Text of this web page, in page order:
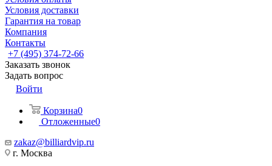
Условия доставки
Гарантия на товар
Компания
Контакты
+7 (495) 374-72-66
Заказать звонок
Задать вопрос
Войти
Корзина0
Отложенные0
zakaz@billiardvip.ru
г. Москва